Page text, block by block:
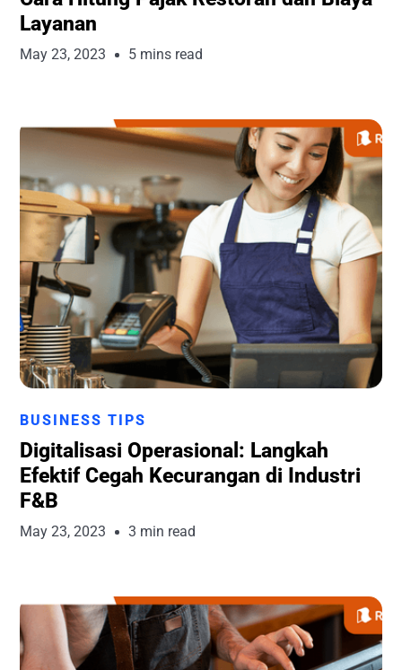
Layanan
May 23, 2023 5 mins read
Runchise Team
BUSINESS TIPS
Digitalisasi Operasional: Langkah
Efektif Cegah Kecurangan di Industri
F&B
May 23, 2023 3 min read